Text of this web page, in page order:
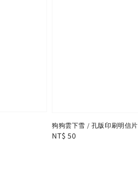
狗狗雲下雪 / 孔版印刷明信片
Regular
NT$ 50